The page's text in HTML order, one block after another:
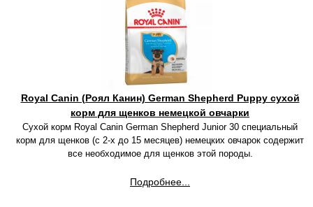
Royal Canin (Роял Канин) German Shepherd Puppy сухой
корм для щенков немецкой овчарки
Сухой корм Royal Canin German Shepherd Junior 30 специальный
корм для щенков (с 2-х до 15 месяцев) немецких овчарок содержит
все необходимое для щенков этой породы.
Подробнее...